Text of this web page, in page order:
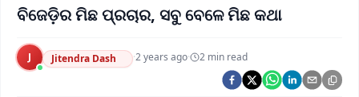
Argus Swaad Odisha
ବିଜେଡ଼ିର ମିଛ ପ୍ରଚାର, ସବୁ ବେଳେ ମିଛ କଥା
J Jitendra Dash ·2 years ago· 2 min read